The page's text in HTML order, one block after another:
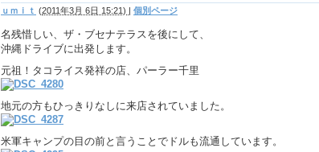
ｕｍｉｔ (2011年3月 6日 15:21) | 個別ページ
名残惜しい、ザ・ブセナテラスを後にして、
沖縄ドライブに出発します。
元祖！タコライス発祥の店、パーラー千里
地元の方もひっきりなしに来店されていました。
米軍キャンプの目の前と言うことでドルも流通しています。